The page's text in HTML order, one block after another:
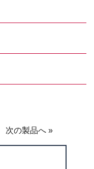
次の製品へ »